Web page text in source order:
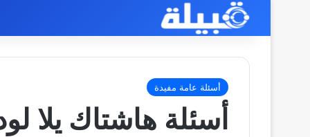
أسئلة عامة مفيدة
أسئلة هاشتاك يلا